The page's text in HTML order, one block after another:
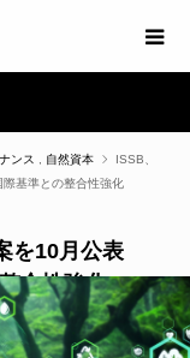
ンス 自然資本
ISSB、
基準との整合性強化
を10月公表
合性強化